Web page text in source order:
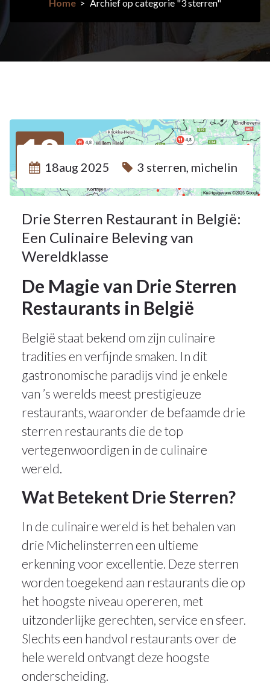
Home> Archief op categorie "3 sterren"
18
AUG 202518aug 2025 3 sterren, michelin
Drie Sterren Restaurant in België:
Een Culinaire Beleving van
Wereldklasse
De Magie van Drie Sterren
Restaurants in België
België staat bekend om zijn culinaire
tradities en verfijnde smaken. In dit
gastronomische paradijs vind je enkele
van ’s werelds meest prestigieuze
restaurants, waaronder de befaamde drie
sterren restaurants die de top
vertegenwoordigen in de culinaire
wereld.
Wat Betekent Drie Sterren?
In de culinaire wereld is het behalen van
drie Michelinsterren een ultieme
erkenning voor excellentie. Deze sterren
worden toegekend aan restaurants die op
het hoogste niveau opereren, met
uitzonderlijke gerechten, service en sfeer.
Slechts een handvol restaurants over de
hele wereld ontvangt deze hoogste
onderscheiding.